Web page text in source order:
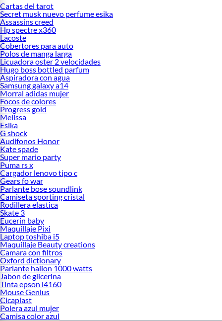
Cartas del tarot
Secret musk nuevo perfume esika
Assassins creed
Hp spectre x360
Lacoste
Cobertores para auto
Polos de manga larga
Licuadora oster 2 velocidades
Hugo boss bottled parfum
Aspiradora con agua
Samsung galaxy a14
Morral adidas mujer
Focos de colores
Progress gold
Melissa
Esika
G shock
Audifonos Honor
Kate spade
Super mario party
Puma rs x
Cargador lenovo tipo c
Gears fo war
Parlante bose soundlink
Camiseta sporting cristal
Rodillera elastica
Skate 3
Eucerin baby
Maquillaje Pixi
Laptop toshiba i5
Maquillaje Beauty creations
Camara con filtros
Oxford dictionary
Parlante halion 1000 watts
Jabon de glicerina
Tinta epson l4160
Mouse Genius
Cicaplast
Polera azul mujer
Camisa color azul